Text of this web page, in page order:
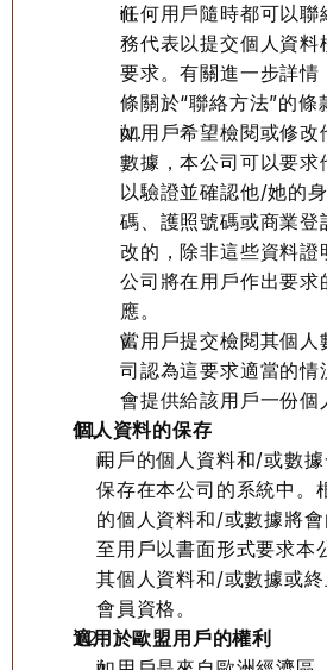
任何用戶隨時都可以聯
務代表以提交個人資料
要求。有關進一步詳情
條關於“聯絡方法”的條
如用戶希望檢閱或修
數據，本公司可以要
以驗證並確認他/她的
碼、護照號碼或商業登
改的，除非這些資料
公司將在用戶作出要
應。
當用戶提交檢閱其個
司認為這要求適當的情
會提供給該用戶一份個
個人資料的保存
用戶的個人資料和/或數
保存在本公司的系統中。
的個人資料和/或數據將
至用戶以書面形式要求本
其個人資料和/或數據或
會員資格。
適用於歐盟用戶的權利